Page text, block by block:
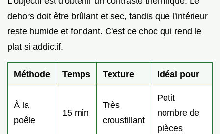
dehors doit être brûlant et sec, tandis que l'intérieur
reste humide et fondant. C'est ce choc qui rend le
plat si addictif.
Méthode Temps Texture Idéal pour
À la
poêle
15 min
Très
croustillant
Petit
nombre de
pièces